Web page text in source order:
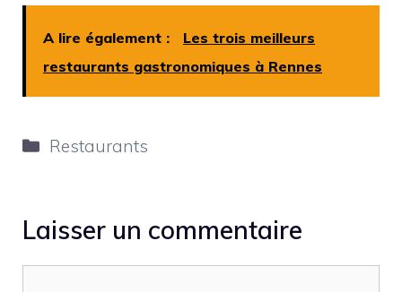
A lire également :
Les trois meilleurs
restaurants gastronomiques à Rennes
Catégories
Restaurants
Laisser un commentaire